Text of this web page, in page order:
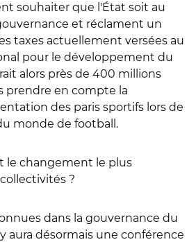
souhaiter que l'État soit au
et réclament un
taxes actuellement versées au
pour le développement du
alors près de 400 millions
prendre en compte la
des paris sportifs lors de
monde de football.
le changement le plus
?
dans la gouvernance du
aura désormais une conférence